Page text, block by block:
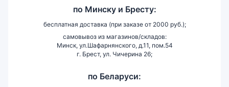
по Минску и Бресту:
бесплатная доставка (при заказе от 2000 руб.);
самовывоз из магазинов/складов:
Минск, ул.Шафарнянского, д.11, пом.54
г. Брест, ул. Чичерина 26;
по Беларуси: